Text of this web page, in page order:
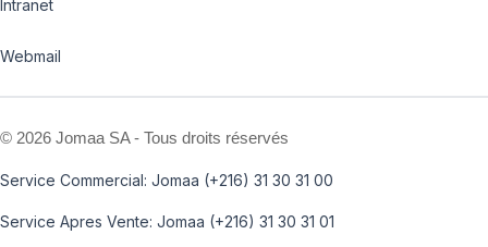
Intranet
Webmail
© 2026 Jomaa SA - Tous droits réservés
Service Commercial: Jomaa (+216) 31 30 31 00
Service Apres Vente: Jomaa (+216) 31 30 31 01